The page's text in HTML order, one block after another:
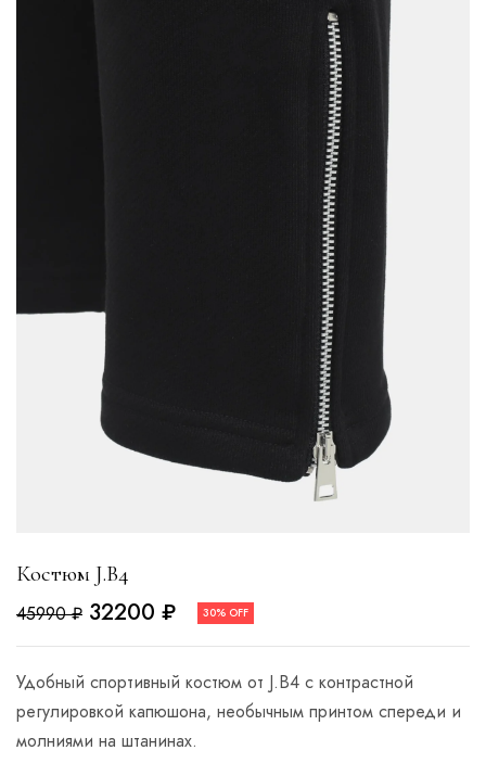
Костюм J.В4
45990₽ 32200 ₽ 30% OFF
Удобный спортивный костюм от J.B4 с контрастной
регулировкой капюшона, необычным принтом спереди и
молниями на штанинах.